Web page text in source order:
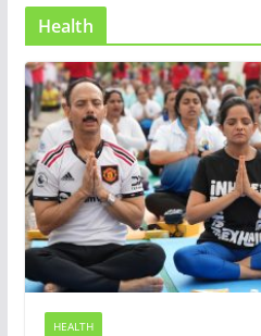
Health
HEALTH